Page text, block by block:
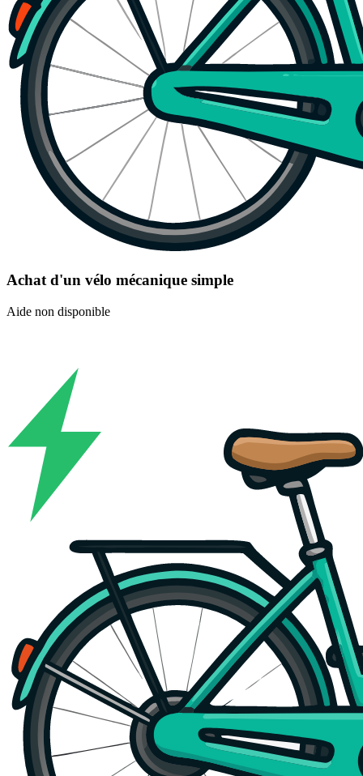
Achat d'un vélo mécanique simple
Aide non disponible